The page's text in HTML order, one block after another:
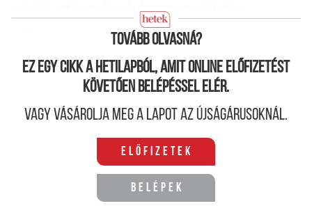
Tovább olvasná?
Ez egy cikk a hetilapból, amit online előfizetést
követően belépéssel elér.
Vagy vásárolja meg a lapot az újságárusoknál.
Előfizetek
Belépek